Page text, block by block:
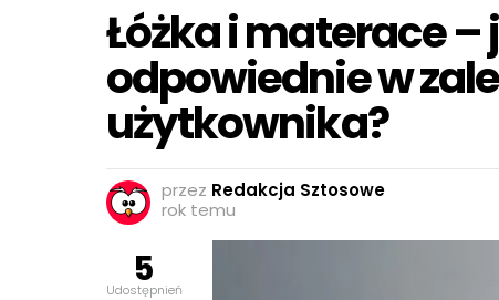
Łóżka i materace
odpowiednie w
użytkownika?
przez Redakcja Sztosowe
rok temu
5
Udostępnień